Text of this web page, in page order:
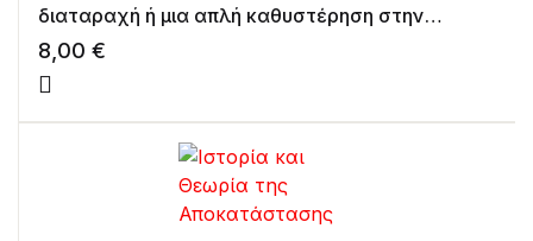
διαταραχή ή μια απλή καθυστέρηση στην
επικοινωνία; Μικρά διαγνωστικά και
θεραπευτικά βήματα
8,00 €